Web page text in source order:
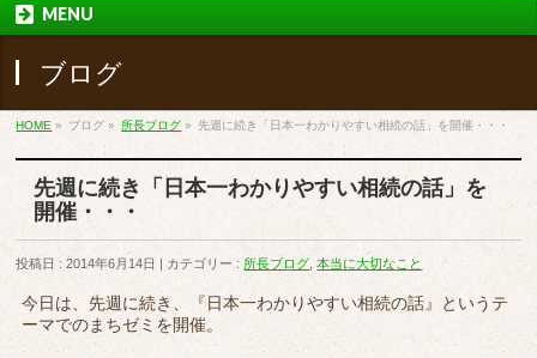
MENU
ブログ
HOME » ブログ » 所長ブログ » 先週に続き「日本一わかりやすい相続の話」を開催・・・
先週に続き「日本一わかりやすい相続の話」を
開催・・・
投稿日 : 2014年6月14日 カテゴリー : 所長ブログ ,本当に大切なこと
今日は、先週に続き、『日本一わかりやすい相続の話』というテ
ーマでのまちゼミを開催。